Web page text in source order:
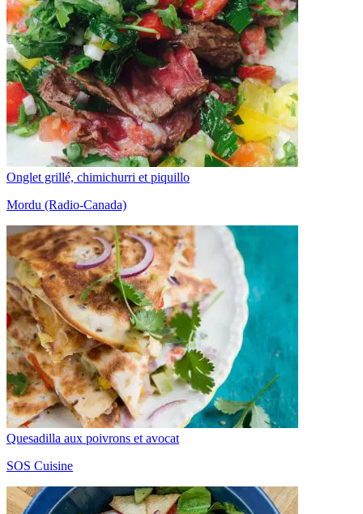
Onglet grillé, chimichurri et piquillo
Mordu (Radio-Canada)
Quesadilla aux poivrons et avocat
SOS Cuisine